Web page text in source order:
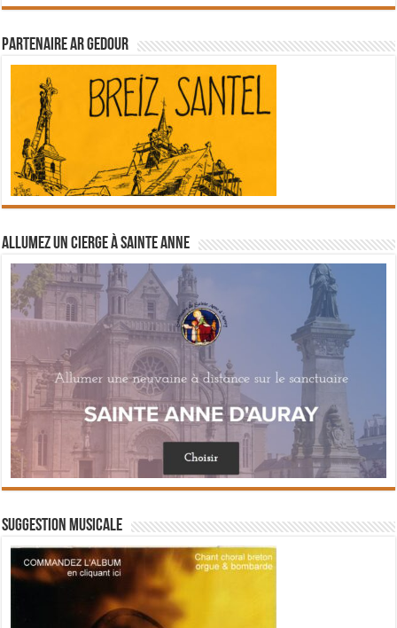
Partenaire Ar Gedour
Allumez un cierge à Sainte Anne
Suggestion musicale